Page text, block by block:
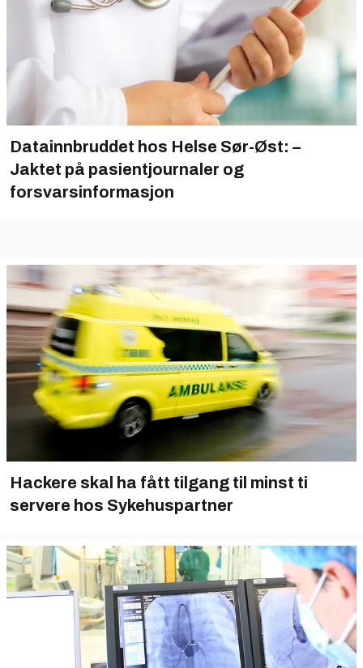
Datainnbruddet hos Helse Sør-Øst: –
Jaktet på pasientjournaler og
forsvarsinformasjon
Hackere skal ha fått tilgang til minst ti
servere hos Sykehuspartner